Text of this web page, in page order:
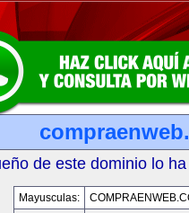
de este dominio lo
Mayusculas: